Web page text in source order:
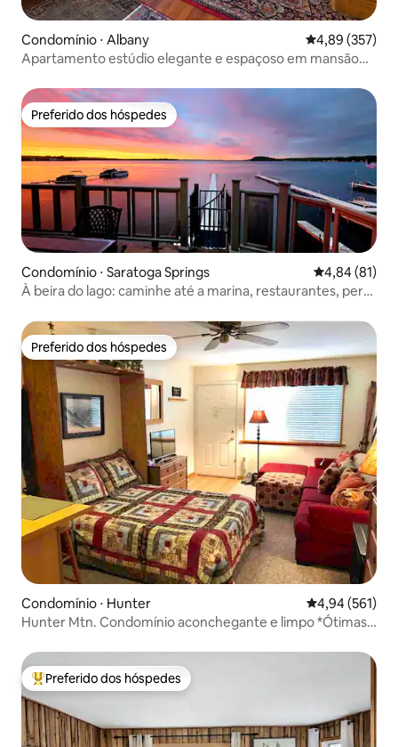
Condomínio ⋅ Albany 4,89 de uma
4,89 (357)
Apartamento estúdio elegante e espaçoso em mansão
Preferido dos hóspedes
Preferido dos hóspedes
Condomínio ⋅ Saratoga Springs 4,84 de uma
4,84 (81)
À beira do lago: caminhe até a marina, restaurantes, perto
Preferido dos hóspedes
Preferido dos hóspedes
Condomínio ⋅ Hunter 4,94 de uma
4,94 (561)
Hunter Mtn. Condomínio aconchegante e limpo *Ótimas
Entre os melhores preferidos dos hóspedes
Preferido dos hóspedes